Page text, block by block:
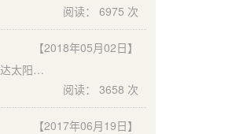
阅读： 6975 次
【2018年05月02日】
由印尼印华百家姓协会总会、雅加达特区分会和各姓氏宗亲会联合举办的第四届清明敬祖大典，22日假雅加达太阳城千人宴会厅举行，近1500名华人华侨带着虔诚与感恩的心，共同敬拜中华民族始祖黄帝，祭拜了各姓氏的祖先。图为中国驻印尼大使馆领事部参赞祝笛到场致辞。
阅读： 3658 次
【2017年06月19日】